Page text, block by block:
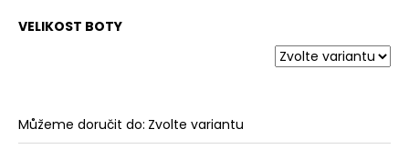
VELIKOST BOTY
Můžeme doručit do: Zvolte variantu